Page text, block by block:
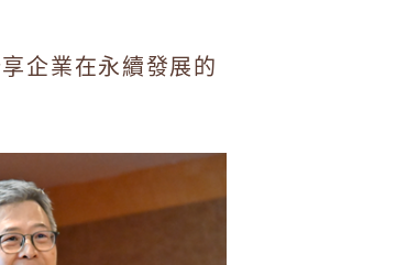
享企業在永續發展的